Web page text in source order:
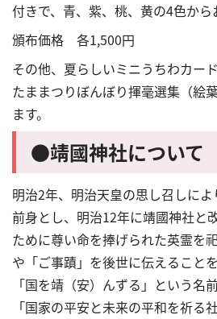
付きで、青、紫、桃、黄の4色から
頒布価格 各1,500円
その他、夏らしいミニうちわカー
たままつりぼんぼり揮毫選集（絵
ます。
●靖國神社について
明治2年、明治天皇の思し召しに
前身とし、明治12年に靖國神社と
ために尊い命を捧げられた英霊を
や「ご事蹟」を後世に伝えること
「国を靖（安）んずる」という名
「国家の平安と未来の平和を祈る